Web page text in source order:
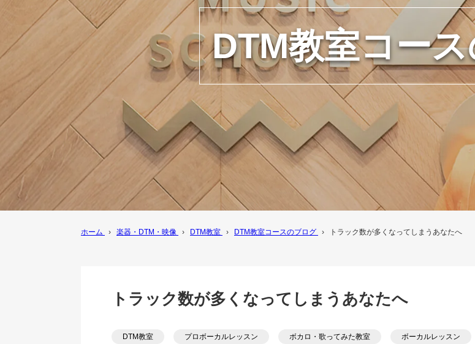
DTM教室コー
ホーム › 楽器・DTM・映像 › DTM教室 › DTM教室コースのブログ › トラック数が多くなってしまうあなたへ
トラック数が多くなってしまうあなたへ
DTM教室 プロボーカルレッスン ボカロ・歌ってみた教室 ボーカルレッスン